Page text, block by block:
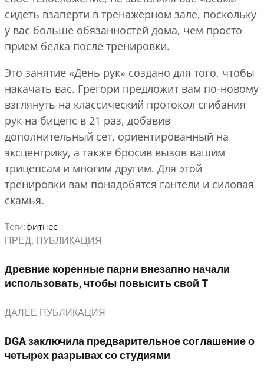
сидеть взаперти в тренажерном зале, поскольку
у вас больше обязанностей дома, чем просто
прием белка после тренировки.
Это занятие «День рук» создано для того, чтобы
накачать вас. Грегори предложит вам по-новому
взглянуть на классический протокол сгибания
рук на бицепс в 21 раз, добавив
дополнительный сет, ориентированный на
эксцентрику, а также бросив вызов вашим
трицепсам и многим другим. Для этой
тренировки вам понадобятся гантели и силовая
скамья.
Теги:фитнес
ПРЕД. ПУБЛИКАЦИЯ
Древние коренные парни внезапно начали
использовать, чтобы повысить свой T
ДАЛЕЕ ПУБЛИКАЦИЯ
DGA заключила предварительное соглашение о
четырех разрывах со студиями